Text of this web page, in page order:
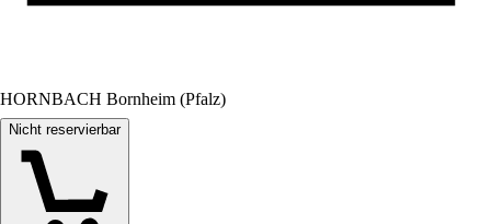
HORNBACH Bornheim (Pfalz)
Nicht reservierbar